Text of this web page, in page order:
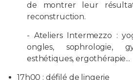
de montrer leur
reconstruction.
- Ateliers Intermezzo :
ongles, sophrologie,
esthétiques, ergothérapie...
17h00 : défilé de lingerie